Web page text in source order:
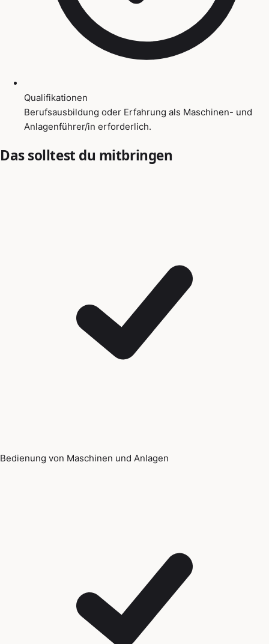
Qualifikationen
Berufsausbildung oder Erfahrung als Maschinen- und
Anlagenführer/in erforderlich.
Das solltest du mitbringen
Bedienung von Maschinen und Anlagen